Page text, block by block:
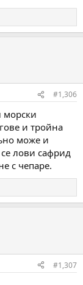
#1,306
морски
и тройна
може и
лови сафрид
с чепаре.
#1,307